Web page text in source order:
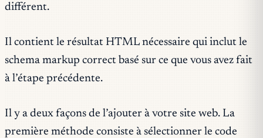
différent.
Il contient le résultat HTML nécessaire qui inclut le
schema markup correct basé sur ce que vous avez fait
à l’étape précédente.
Il y a deux façons de l’ajouter à votre site web. La
première méthode consiste à sélectionner le code